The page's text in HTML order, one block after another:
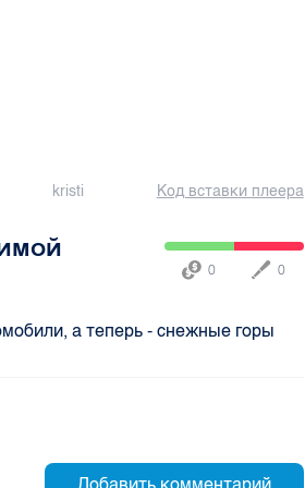
kristi Код вставки плеера
0 0
а теперь - снежные горы